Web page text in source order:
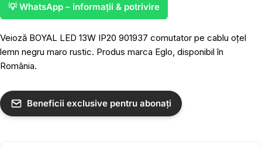
💡 WhatsApp – informații & potrivire
Veioză BOYAL LED 13W IP20 901937 comutator pe cablu oțel
lemn negru maro rustic. Produs marca Eglo, disponibil în
România.
Beneficii exclusive pentru abonați